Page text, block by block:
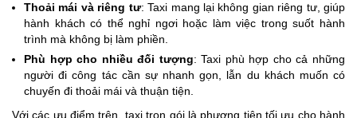
Thoải mái và riêng tư: Taxi mang lại không gian riêng tư, giúp
hành khách có thể nghỉ ngơi hoặc làm việc trong suốt hành
trình mà không bị làm phiền.
Phù hợp cho nhiều đối tượng: Taxi phù hợp cho cả những
người đi công tác cần sự nhanh gọn, lẫn du khách muốn có
chuyến đi thoải mái và thuận tiện.
Với các ưu điểm trên, taxi trọn gói là phương tiện tối ưu cho hành